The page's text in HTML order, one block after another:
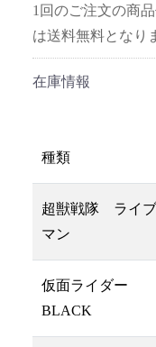
1回のご注文の商
は送料無料となり
在庫情報
種類
超獣戦隊 ライブ
マン
仮面ライダー
BLACK